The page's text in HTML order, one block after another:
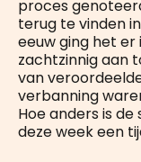
proces
terug te vinden
eeuw ging het
zachtzinnig aan
van
verbanning
Hoe anders is
deze week een